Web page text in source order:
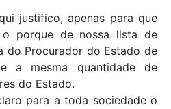
justifico, apenas para que
porque de nossa lista de
do Procurador do Estado de
a mesma quantidade de
do Estado.
para a toda sociedade o